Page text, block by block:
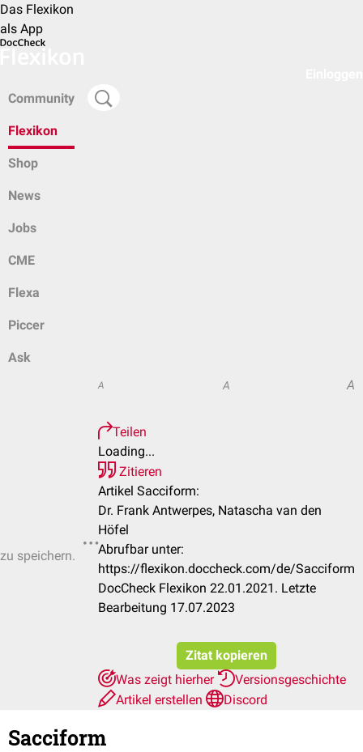
Das Flexikon
als App
Community
Flexikon
Shop
News
Jobs
CME
Flexa
Piccer
Ask
speichern.
A A A
Teilen
Loading...
Zitieren
Artikel Sacciform:
Dr. Frank Antwerpes, Natascha van den
Höfel
Abrufbar unter:
https://flexikon.doccheck.com/de/Sacciform
DocCheck Flexikon 22.01.2021. Letzte
Bearbeitung 17.07.2023
Zitat kopieren
Was zeigt hierher
Versionsgeschichte
Artikel erstellen
Discord
Sacciform